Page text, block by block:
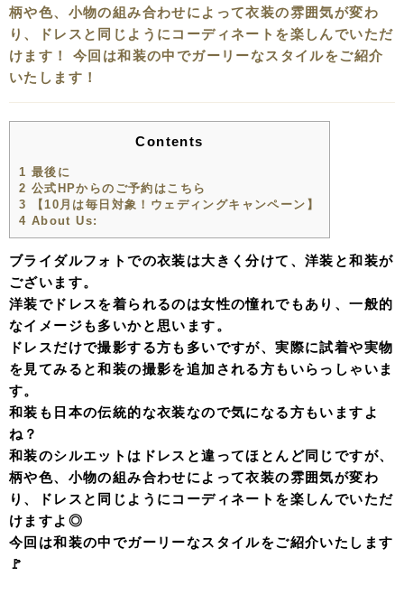
柄や色、小物の組み合わせによって衣装の雰囲気が変わ
り、ドレスと同じようにコーディネートを楽しんでいただ
けます！ 今回は和装の中でガーリーなスタイルをご紹介
いたします！
Contents
1 最後に
2 公式HPからのご予約はこちら
3 【10月は毎日対象！ウェディングキャンペーン】
4 About Us:
ブライダルフォトでの衣装は大きく分けて、洋装と和装が
ございます。
洋装でドレスを着られるのは女性の憧れでもあり、一般的
なイメージも多いかと思います。
ドレスだけで撮影する方も多いですが、実際に試着や実物
を見てみると和装の撮影を追加される方もいらっしゃいま
す。
和装も日本の伝統的な衣装なので気になる方もいますよ
ね？
和装のシルエットはドレスと違ってほとんど同じですが、
柄や色、小物の組み合わせによって衣装の雰囲気が変わ
り、ドレスと同じようにコーディネートを楽しんでいただ
けますよ◎
今回は和装の中でガーリーなスタイルをご紹介いたします
🚩